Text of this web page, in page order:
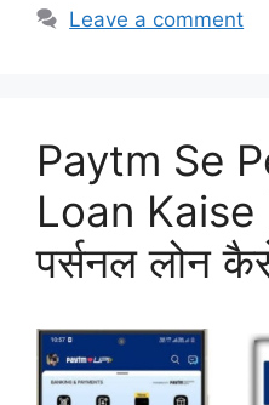
Leave a comment
Paytm Se
Loan Kaise
पर्सनल लोन